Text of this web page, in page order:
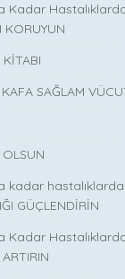
Kadar
SAĞLAM
kadar
GÜÇLENDİRİN
Kadar